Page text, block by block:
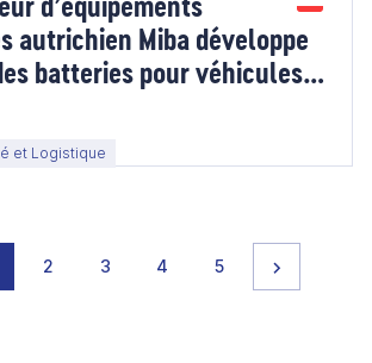
autrichien Miba développe
batteries pour véhicules
et Logistique
page
2 page
3 page
4 page
5